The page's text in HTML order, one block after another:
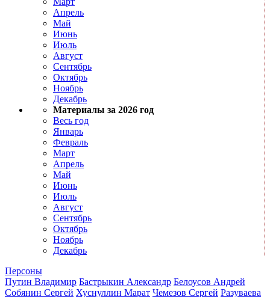
Апрель
Май
Июнь
Июль
Август
Сентябрь
Октябрь
Ноябрь
Декабрь
Материалы за 2026 год
Весь год
Январь
Февраль
Март
Апрель
Май
Июнь
Июль
Август
Сентябрь
Октябрь
Ноябрь
Декабрь
Персоны
Путин Владимир Бастрыкин Александр Белоусов Андрей
Собянин Сергей Хуснуллин Марат Чемезов Сергей Разуваева